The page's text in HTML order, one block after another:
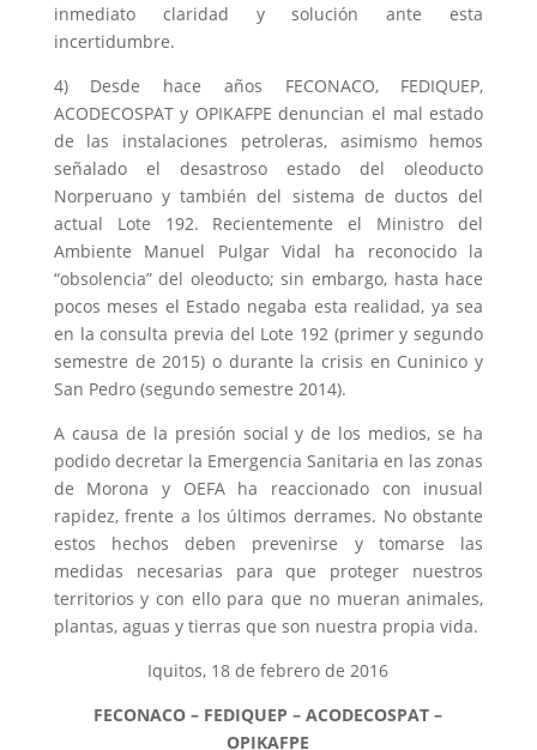
inmediato claridad y solución ante esta
incertidumbre.
4) Desde hace años FECONACO, FEDIQUEP,
ACODECOSPAT y OPIKAFPE denuncian el mal estado
de las instalaciones petroleras, asimismo hemos
señalado el desastroso estado del oleoducto
Norperuano y también del sistema de ductos del
actual Lote 192. Recientemente el Ministro del
Ambiente Manuel Pulgar Vidal ha reconocido la
“obsolencia” del oleoducto; sin embargo, hasta hace
pocos meses el Estado negaba esta realidad, ya sea
en la consulta previa del Lote 192 (primer y segundo
semestre de 2015) o durante la crisis en Cuninico y
San Pedro (segundo semestre 2014).
A causa de la presión social y de los medios, se ha
podido decretar la Emergencia Sanitaria en las zonas
de Morona y OEFA ha reaccionado con inusual
rapidez, frente a los últimos derrames. No obstante
estos hechos deben prevenirse y tomarse las
medidas necesarias para que proteger nuestros
territorios y con ello para que no mueran animales,
plantas, aguas y tierras que son nuestra propia vida.
Iquitos, 18 de febrero de 2016
FECONACO – FEDIQUEP – ACODECOSPAT –
OPIKAFPE